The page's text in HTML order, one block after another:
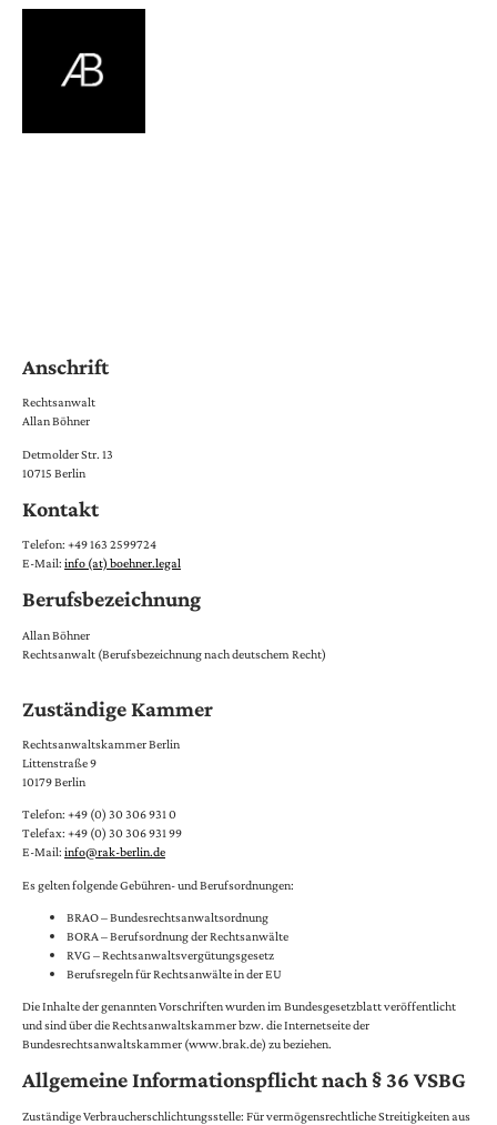
Anschrift
Rechtsanwalt
Allan Böhner
Detmolder Str. 13
10715 Berlin
Kontakt
Telefon: +49 163 2599724
E-Mail: info (at) boehner.legal
Berufsbezeichnung
Allan Böhner
Rechtsanwalt (Berufsbezeichnung nach deutschem Recht)
Zuständige Kammer
Rechtsanwaltskammer Berlin
Littenstraße 9
10179 Berlin
Telefon: +49 (0) 30 306 931 0
Telefax: +49 (0) 30 306 931 99
E-Mail: info@rak-berlin.de
Es gelten folgende Gebühren- und Berufsordnungen:
BRAO – Bundesrechtsanwaltsordnung
BORA – Berufsordnung der Rechtsanwälte
RVG – Rechtsanwaltsvergütungsgesetz
Berufsregeln für Rechtsanwälte in der EU
Die Inhalte der genannten Vorschriften wurden im Bundesgesetzblatt veröffentlicht
und sind über die Rechtsanwaltskammer bzw. die Internetseite der
Bundesrechtsanwaltskammer (www.brak.de) zu beziehen.
Allgemeine Informationspflicht nach § 36 VSBG
Zuständige Verbraucherschlichtungsstelle: Für vermögensrechtliche Streitigkeiten aus